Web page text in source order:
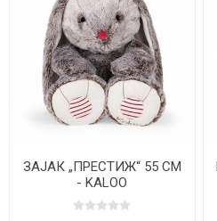
ЗАЈАК „ПРЕСТИЖ“ 55 CM
- KALOO